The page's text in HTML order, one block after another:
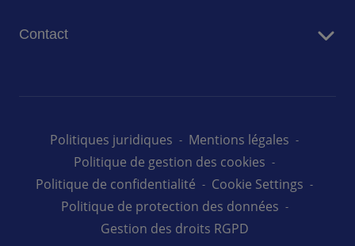
Conciergerie
Nos offres d'emploi au Luxembourg
Contact
Politiques juridiques
Mentions légales
Politique de gestion des cookies
Politique de confidentialité
Cookie Settings
Politique de protection des données
Gestion des droits RGPD